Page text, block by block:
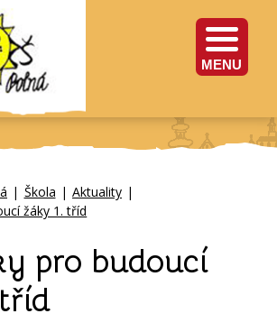
MENU
| Škola | Aktuality |
žáky 1. tříd
pro budoucí